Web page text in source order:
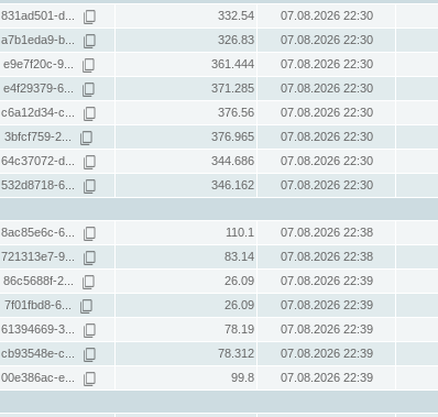
831ad501-d... 332.54
07.08.2026 22:30
a7b1eda9-b... 326.83
07.08.2026 22:30
e9e7f20c-9... 361.444
07.08.2026 22:30
e4f29379-6... 371.285
07.08.2026 22:30
c6a12d34-c... 376.56
07.08.2026 22:30
3bfcf759-2... 376.965
07.08.2026 22:30
64c37072-d... 344.686
07.08.2026 22:30
532d8718-6... 346.162
07.08.2026 22:30
8ac85e6c-6... 110.1
07.08.2026 22:38
721313e7-9... 83.14
07.08.2026 22:38
86c5688f-2... 26.09
07.08.2026 22:39
7f01fbd8-6... 26.09
07.08.2026 22:39
61394669-3... 78.19
07.08.2026 22:39
cb93548e-c... 78.312
07.08.2026 22:39
00e386ac-e... 99.8
07.08.2026 22:39